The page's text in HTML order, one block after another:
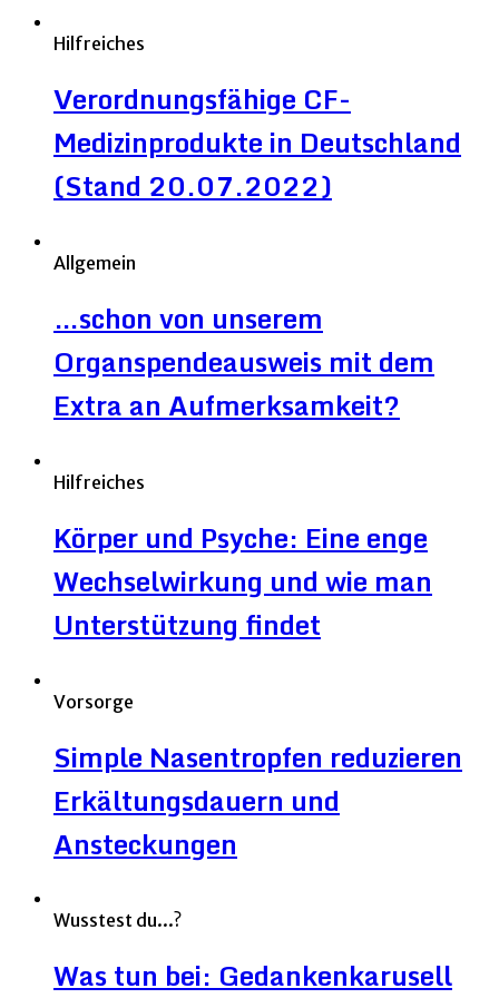
Hilfreiches
Verordnungsfähige CF-
Medizinprodukte in Deutschland
(Stand 20.07.2022)
Allgemein
…schon von unserem
Organspendeausweis mit dem
Extra an Aufmerksamkeit?
Hilfreiches
Körper und Psyche: Eine enge
Wechselwirkung und wie man
Unterstützung findet
Vorsorge
Simple Nasentropfen reduzieren
Erkältungsdauern und
Ansteckungen
Wusstest du...?
Was tun bei: Gedankenkarusell